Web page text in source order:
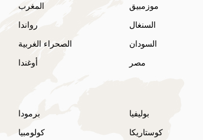
المغرب موزمبيق
رواندا السنغال
الصحراء الغربية السودان
أوغندا مصر
برمودا بوليفيا
كولومبيا كوستاريكا